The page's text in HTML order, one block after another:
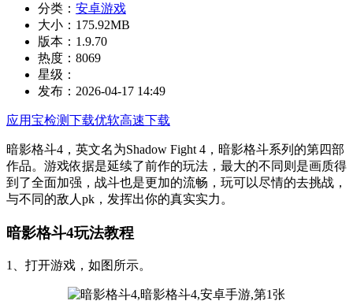
分类： 安卓游戏
大小： 175.92MB
版本： 1.9.70
热度： 8069
星级：
发布： 2026-04-17 14:49
应用宝检测下载优软高速下载
暗影格斗4，英文名为Shadow Fight 4，暗影格斗系列的第四部
作品。游戏依据是延续了前作的玩法，最大的不同则是画质得
到了全面加强，战斗也是更加的流畅，玩可以尽情的去挑战，
与不同的敌人pk，发挥出你的真实实力。
暗影格斗4玩法教程
1、打开游戏，如图所示。